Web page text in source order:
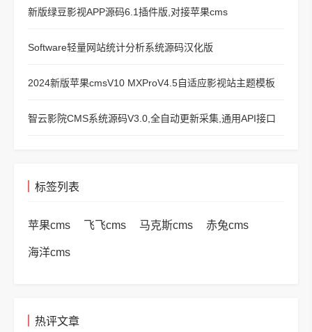
新版绿豆影视APP源码6.1插件版,对接苹果cms
Software轻量网站统计分析系统源码汉化版
2024新版苹果cmsV10 MXProV4.5自适应影视站主题模板
智云影院CMS系统源码V3.0,全自动更新采集,通用API接口
标签列表
苹果cms 飞飞cms 马克斯cms 赤兔cms
海洋cms
热评文章